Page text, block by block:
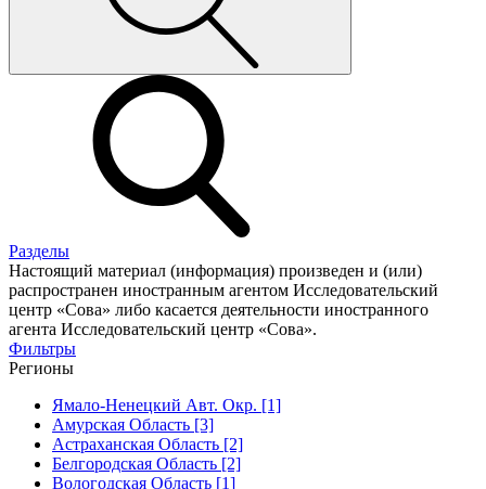
Разделы
Настоящий материал (информация) произведен и (или)
распространен иностранным агентом Исследовательский
центр «Сова» либо касается деятельности иностранного
агента Исследовательский центр «Сова».
Фильтры
Регионы
Ямало-Ненецкий Авт. Окр. [1]
Амурская Область [3]
Астраханская Область [2]
Белгородская Область [2]
Вологодская Область [1]